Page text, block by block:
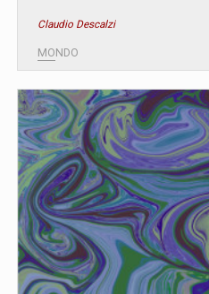
Claudio Descalzi
MONDO